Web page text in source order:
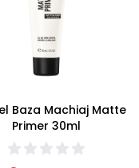
Baza Machiaj Matte
Primer 30ml